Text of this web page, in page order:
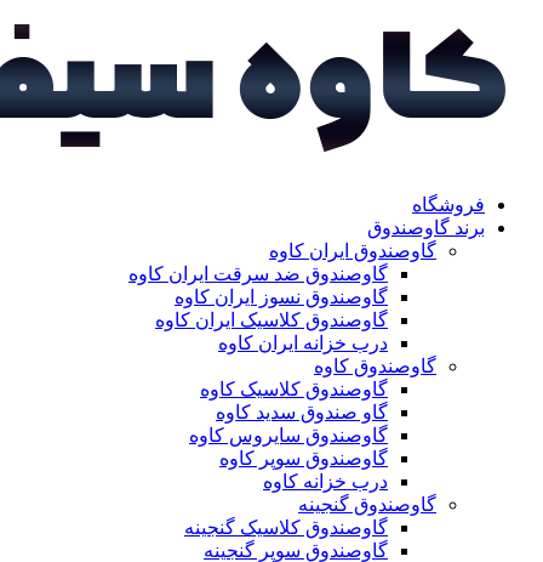
فروشگاه
برند گاوصندوق
گاوصندوق ایران کاوه
گاوصندوق ضد سرقت ایران کاوه
گاوصندوق نسوز ایران کاوه
گاوصندوق کلاسیک ایران کاوه
درب خزانه ایران کاوه
گاوصندوق کاوه
گاوصندوق کلاسیک کاوه
گاو صندوق سدید کاوه
گاوصندوق سایروس کاوه
گاوصندوق سوپر کاوه
درب خزانه کاوه
گاوصندوق گنجینه
گاوصندوق کلاسیک گنجینه
گاوصندوق سوپر گنجینه